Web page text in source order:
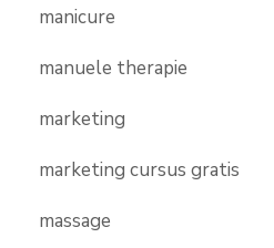
manicure
manuele therapie
marketing
marketing cursus gratis
massage